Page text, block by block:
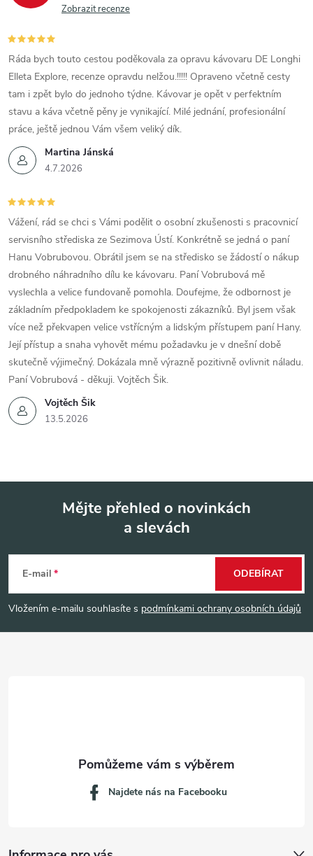
Zobrazit recenze
Martina Jánská
4.7.2026
Ráda bych touto cestou poděkovala za opravu kávovaru DE Longhi
Elleta Explore, recenze opravdu nelžou.!!!!! Opraveno včetně cesty
tam i zpět bylo do jednoho týdne. Kávovar je opět v perfektním
stavu a káva včetně pěny je vynikající. Milé jednání, profesionální
práce, ještě jednou Vám všem veliký dík.
Vojtěch Šik
13.5.2026
Vážení, rád se chci s Vámi podělit o osobní zkušenosti s pracovnicí
servisního střediska ze Sezimova Ústí. Konkrétně se jedná o paní
Hanu Vobrubovou. Obrátil jsem se na středisko se žádostí o nákup
drobného náhradního dílu ke kávovaru. Paní Vobrubová mě
vyslechla a velice fundovaně pomohla. Doufejme, že odbornost je
základním předpokladem ke spokojenosti zákazníků. Byl jsem však
více než překvapen velice vstřícným a lidským přístupem paní Hany.
Její přístup a snaha vyhovět mému požadavku je v dnešní době
skutečně výjimečný. Dokázala mně výrazně pozitivně ovlivnit náladu.
Paní Vobrubová - děkuji. Vojtěch Šik.
p
a
Mějte přehled o novinkách
a slevách
E-mail
Vložením e-mailu souhlasíte s podmínkami ochrany osobních údajů
ODEBÍRAT
Najdete nás na Facebooku